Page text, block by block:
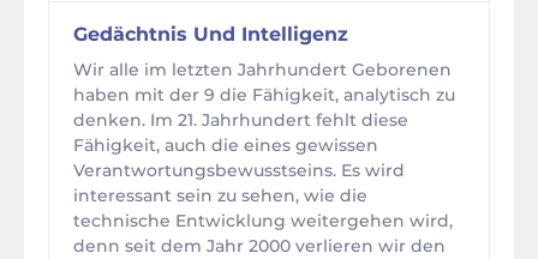
Gedächtnis Und Intelligenz
Wir alle im letzten Jahrhundert Geborenen
haben mit der 9 die Fähigkeit, analytisch zu
denken. Im 21. Jahrhundert fehlt diese
Fähigkeit, auch die eines gewissen
Verantwortungsbewusstseins. Es wird
interessant sein zu sehen, wie die
technische Entwicklung weitergehen wird,
denn seit dem Jahr 2000 verlieren wir den